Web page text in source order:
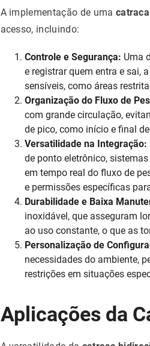
A implementação de uma
acesso, incluindo:
Controle e Segurança: Uma
e registrar quem entra e sai,
sensíveis, como áreas
Organização do Fluxo de
com grande circulação,
de pico, como início e final
Versatilidade na Integração:
de ponto eletrônico,
em tempo real do fluxo de
e permissões específicas
Durabilidade e Baixa
inoxidável, que asseguram
ao uso constante, o que as
Personalização de
necessidades do ambiente,
restrições em situações
Aplicações da